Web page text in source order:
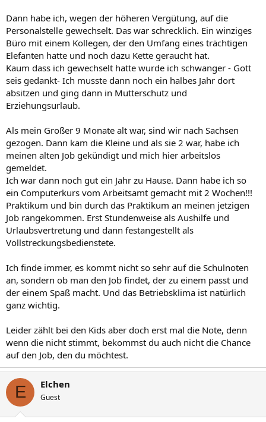
Dann habe ich, wegen der höheren Vergütung, auf die
Personalstelle gewechselt. Das war schrecklich. Ein winziges
Büro mit einem Kollegen, der den Umfang eines trächtigen
Elefanten hatte und noch dazu Kette geraucht hat.
Kaum dass ich gewechselt hatte wurde ich schwanger - Gott
seis gedankt- Ich musste dann noch ein halbes Jahr dort
absitzen und ging dann in Mutterschutz und
Erziehungsurlaub.
Als mein Großer 9 Monate alt war, sind wir nach Sachsen
gezogen. Dann kam die Kleine und als sie 2 war, habe ich
meinen alten Job gekündigt und mich hier arbeitslos
gemeldet.
Ich war dann noch gut ein Jahr zu Hause. Dann habe ich so
ein Computerkurs vom Arbeitsamt gemacht mit 2 Wochen!!!
Praktikum und bin durch das Praktikum an meinen jetzigen
Job rangekommen. Erst Stundenweise als Aushilfe und
Urlaubsvertretung und dann festangestellt als
Vollstreckungsbedienstete.
Ich finde immer, es kommt nicht so sehr auf die Schulnoten
an, sondern ob man den Job findet, der zu einem passt und
der einem Spaß macht. Und das Betriebsklima ist natürlich
ganz wichtig.
Leider zählt bei den Kids aber doch erst mal die Note, denn
wenn die nicht stimmt, bekommst du auch nicht die Chance
auf den Job, den du möchtest.
E Elchen
Guest